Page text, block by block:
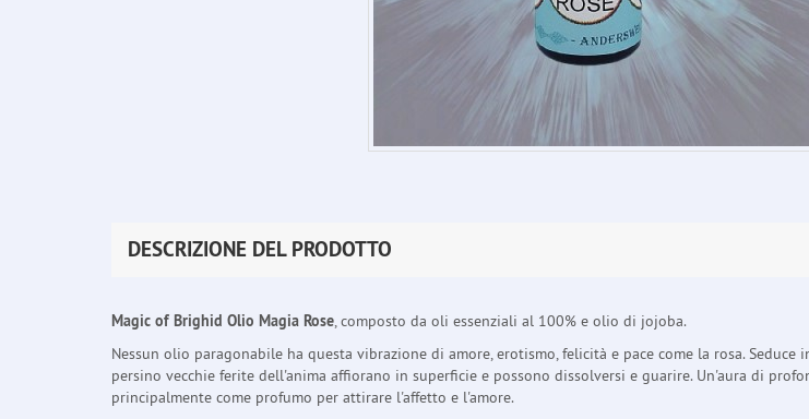
DESCRIZIONE DEL PRODOTTO
Magic of Brighid Olio Magia Rose, composto da oli essenziali al 100% e olio di jojoba.
Nessun olio paragonabile ha questa vibrazione di amore, erotismo, felicità e pace come la rosa.
persino vecchie ferite dell'anima affiorano in superficie e possono dissolversi e guarire. Un'aura di
principalmente come profumo per attirare l'affetto e l'amore.